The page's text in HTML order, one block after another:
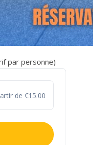
par personne)
de €15.00